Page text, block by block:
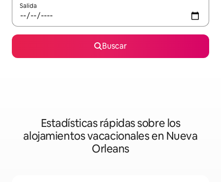
Salida
Buscar
Estadísticas rápidas sobre los
alojamientos vacacionales en Nueva
Orleans